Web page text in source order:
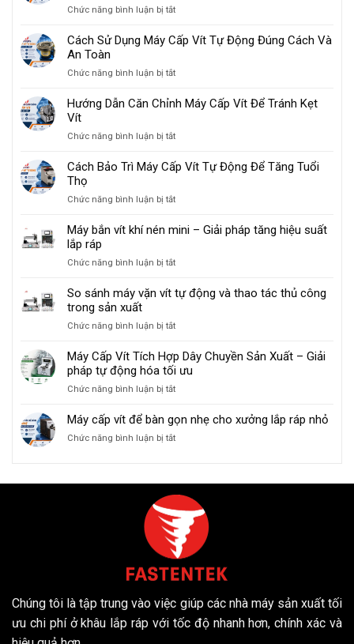
2026
Vít
Ngành
Dụng
Chức năng bình luận bị tắtở
Ưu
Hóa
Ráp
Khí
Tự
Cách Sử Dụng Máy Cấp Vít Tự Động Đúng Cách Và
An Toàn
Chức năng bình luận bị tắtở
Sử
Cấp
Tự
An
Hướng Dẫn Căn Chỉnh Máy Cấp Vít Để Tránh Kẹt
Vít
Chức năng bình luận bị tắtở
Dẫn
Căn
Máy
Vít
Cách Bảo Trì Máy Cấp Vít Tự Động Để Tăng Tuổi
Thọ
Chức năng bình luận bị tắtở
Bảo
Cấp
Tự
Thọ
Máy bắn vít khí nén mini – Giải pháp tăng hiệu suất
lắp ráp
Chức năng bình luận bị tắtở
bắn
vít
nén
–
Giải
suất
lắp
So sánh máy vặn vít tự động và thao tác thủ công
trong sản xuất
Chức năng bình luận bị tắtở
sánh
máy
vít
động
công
trong
sản
xuất
Máy Cấp Vít Tích Hợp Dây Chuyền Sản Xuất – Giải
pháp tự động hóa tối ưu
Chức năng bình luận bị tắtở
Cấp
Vít
Tích
Chuyền
Sản
Xuất
Giải
pháp
động
tối
ưu
Máy cấp vít để bàn gọn nhẹ cho xưởng lắp ráp nhỏ
Chức năng bình luận bị tắtở
gọn
nhẹ
cho
xưởng
lắp
nhỏ
Chúng tôi là tập trung vào việc giúp các nhà máy sản xuất tối
ưu chi phí ở khâu lắp ráp với tốc độ nhanh hơn, chính xác và